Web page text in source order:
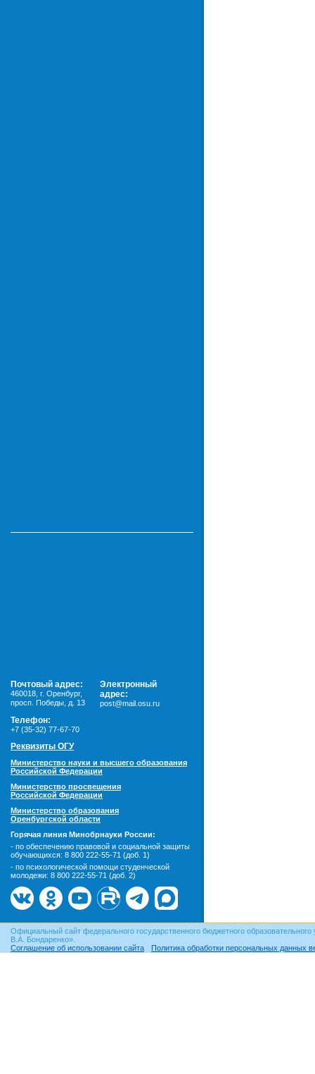
Почтовый адрес:
460018 г. Оренбург,
просп. Победы, д. 13
Электронный
адрес:
post@mail.osu.ru
Телефон:
+7 (35-32) 77-67-70
Реквизиты ОГУ
Министерство науки и высшего образования
Российской Федерации
Министерство просвещения
Российской Федерации
Министерство образования
Оренбургской области
Горячая линия Минобрнауки России:
- по обеспечению правовой и социальной защиты
обучающихся: 8 800 222-55-71 (доб. 1)
- по психологической помощи студенческой
молодежи: 8 800 222-55-71 (доб. 2)
Официальный сайт федерального государственного бюджетного
В.А. Бондаренко».
Соглашение об использовании сайта
Политика обработки персональных данных